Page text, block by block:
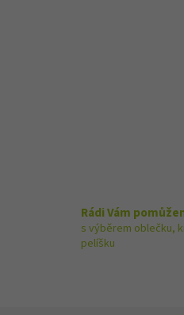
Rádi Vám
s výběrem oblečku,
pelíšku